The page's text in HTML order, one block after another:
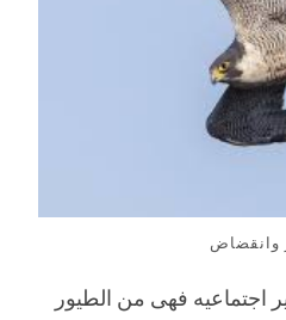
وانقضاض
اجتماعيه فهى من الطيور